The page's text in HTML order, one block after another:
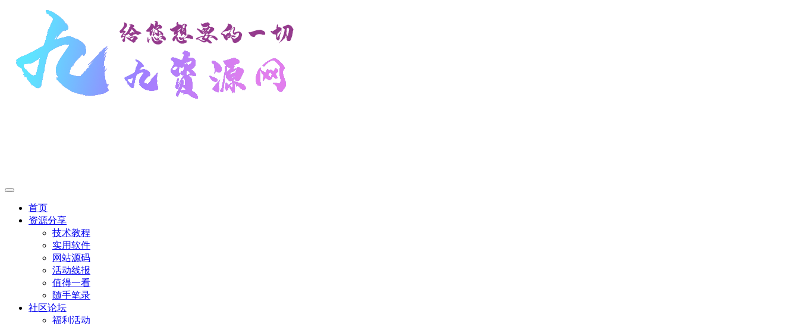
首页
资源分享
技术教程
实用软件
网站源码
活动线报
值得一看
随手笔录
社区论坛
福利活动